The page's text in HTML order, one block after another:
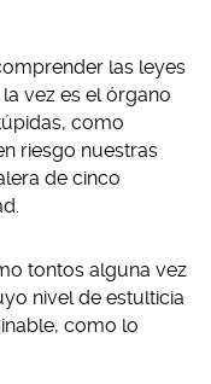
las leyes
vez es el órgano
como
riesgo nuestras
de cinco
tontos alguna vez
nivel de estulticia
como lo